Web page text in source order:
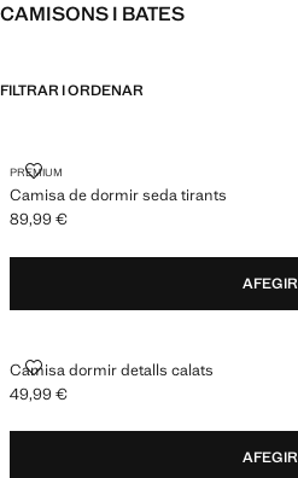
CAMISONS I BATES
FILTRAR I ORDENAR
PREMIUM
Camisa de dormir seda tirants
CAMISA DE DORMIR SEDA TIRANTS
Preu actual [89,99 € ]
89,99 €
AFEGIR
Camisa dormir detalls calats
CAMISA DORMIR DETALLS CALATS
Preu actual [49,99 € ]
49,99 €
AFEGIR